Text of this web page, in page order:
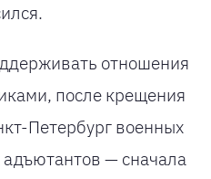
отношения
после крещения
Петербург военных
адъютантов — сначала